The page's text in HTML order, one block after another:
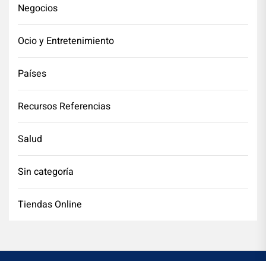
Negocios
Ocio y Entretenimiento
Países
Recursos Referencias
Salud
Sin categoría
Tiendas Online